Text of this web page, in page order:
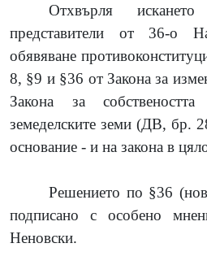
Отхвърля
представители от 36-о
обявяване
8, §9 и §36 от Закона за
Закона за
земеделските земи (ДВ, бр.
основание - и на закона в
Решението по §36
подписано с особено
Неновски.